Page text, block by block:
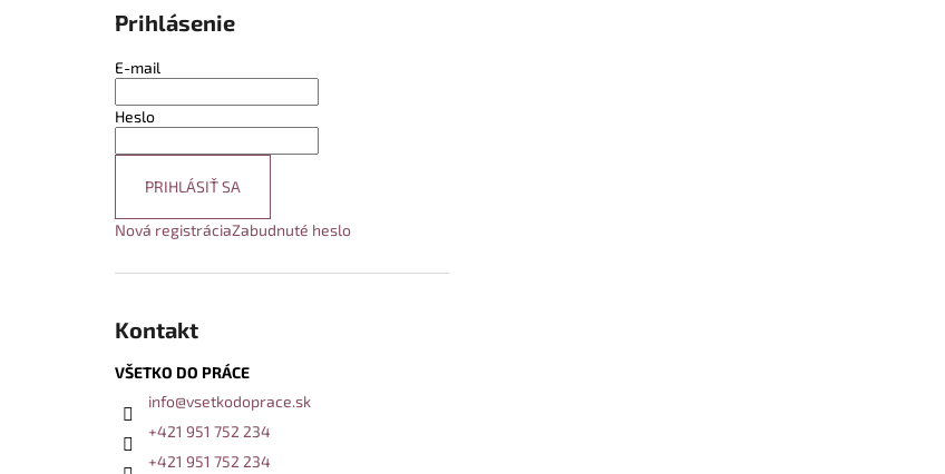
Prihlásenie
E-mail
Heslo
PRIHLÁSIŤ SA
Nová registráciaZabudnuté heslo
Kontakt
VŠETKO DO PRÁCE
info@vsetkodoprace.sk
+421 951 752 234
+421 951 752 234